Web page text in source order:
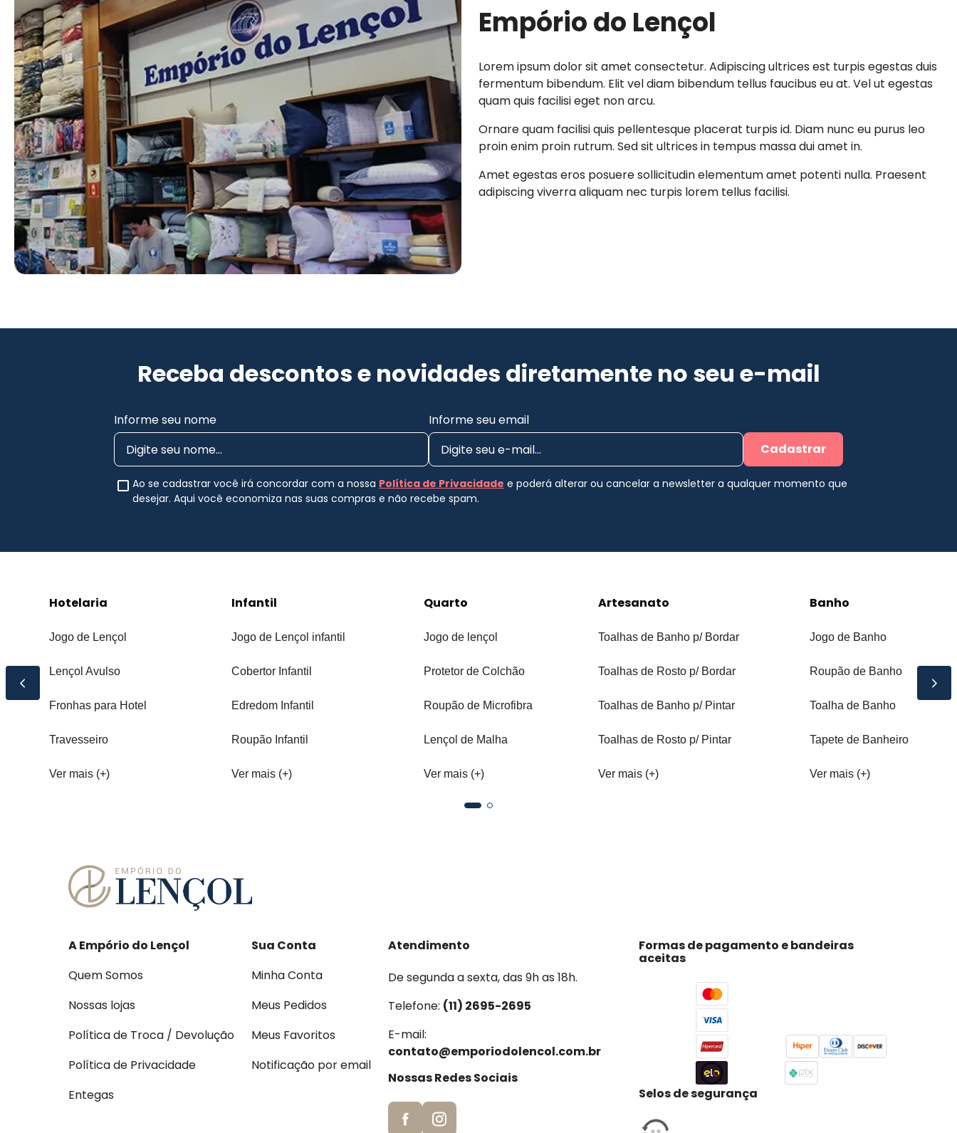
Empório do Lençol
Lorem ipsum dolor sit amet consectetur. Adipiscing ultrices est turpis egestas duis
fermentum bibendum. Elit vel diam bibendum tellus faucibus eu at. Vel ut egestas
quam quis facilisi eget non arcu.
Ornare quam facilisi quis pellentesque placerat turpis id. Diam nunc eu purus leo
proin enim proin rutrum. Sed sit ultrices in tempus massa dui amet in.
Amet egestas eros posuere sollicitudin elementum amet potenti nulla. Praesent
adipiscing viverra aliquam nec turpis lorem tellus facilisi.
Receba descontos e novidades diretamente no seu e-mail
Informe seu nome
Informe seu email
Cadastrar
Ao se cadastrar você irá concordar com a nossa Política de Privacidade e poderá alterar ou cancelar a newsletter a qualquer momento que
desejar. Aqui você economiza nas suas compras e não recebe spam.
Hotelaria
Jogo de Lençol
Lençol Avulso
Fronhas para Hotel
Travesseiro
Ver mais (+)
Infantil
Jogo de Lençol infantil
Cobertor Infantil
Edredom Infantil
Roupão Infantil
Ver mais (+)
Quarto
Jogo de lençol
Protetor de Colchão
Roupão de Microfibra
Lençol de Malha
Ver mais (+)
Artesanato
Toalhas de Banho p/ Bordar
Toalhas de Rosto p/ Bordar
Toalhas de Banho p/ Pintar
Toalhas de Rosto p/ Pintar
Ver mais (+)
Banho
Jogo de Banho
Roupão de Banho
Toalha de Banho
Tapete de Banheiro
Ver mais (+)
A Empório do Lençol
Quem Somos
Nossas lojas
Política de Troca / Devolução
Política de Privacidade
Entegas
Sua Conta
Minha Conta
Meus Pedidos
Meus Favoritos
Notificação por email
Atendimento
De segunda a sexta, das 9h as 18h.
Telefone: (11) 2695-2695
E-mail:
contato@emporiodolencol.com.br
Nossas Redes Sociais
Formas de pagamento e bandeiras
aceitas
Selos de segurança